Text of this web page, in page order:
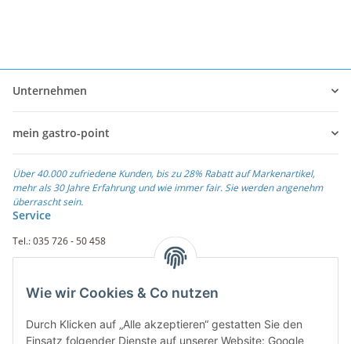
Unternehmen
mein gastro-point
Über 40.000 zufriedene Kunden, bis zu 28% Rabatt auf Markenartikel,
mehr als 30 Jahre Erfahrung und wie immer fair. Sie werden angenehm
überrascht sein.
Service
Tel.: 035 726 - 50 458
Weiterführende Links
Zahlungsarten
Wie wir Cookies & Co nutzen
Durch Klicken auf „Alle akzeptieren“ gestatten Sie den
Einsatz folgender Dienste auf unserer Website: Google